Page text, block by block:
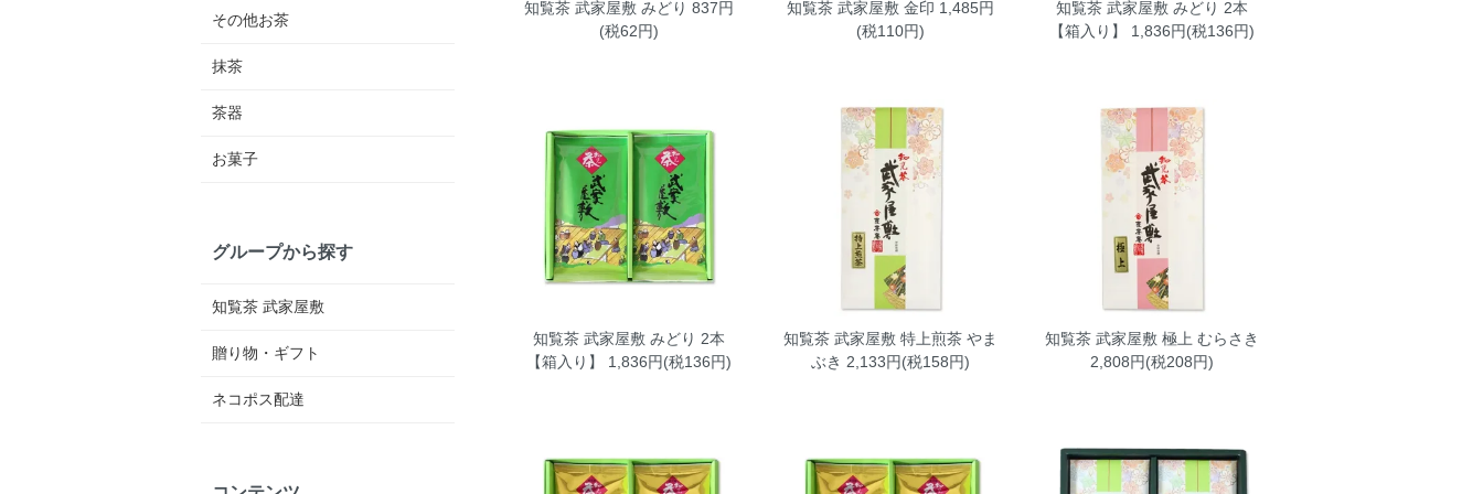
知覧茶 武家屋敷 みどり 837円
(税62円)
知覧茶 武家屋敷 金印 1,485円
(税110円)
知覧茶 武家屋敷 みどり 2本
【箱入り】
1,836円(税136円)
知覧茶 武家屋敷 みどり 2本
【箱入り】
1,836円(税136円)
知覧茶 武家屋敷 特上煎茶 やま
ぶき 2,133円(税158円)
知覧茶 武家屋敷 極上 むらさき
2,808円(税208円)
その他お茶
抹茶
茶器
お菓子
グループから探す
知覧茶 武家屋敷
贈り物・ギフト
ネコポス配達